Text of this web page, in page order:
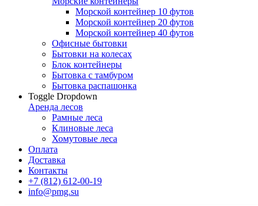
Морской контейнер 10 футов
Морской контейнер 20 футов
Морской контейнер 40 футов
Офисные бытовки
Бытовки на колесах
Блок контейнеры
Бытовка с тамбуром
Бытовка распашонка
Toggle Dropdown
Аренда лесов
Рамные леса
Клиновые леса
Хомутовые леса
Оплата
Доставка
Контакты
+7 (812) 612-00-19
info@pmg.su